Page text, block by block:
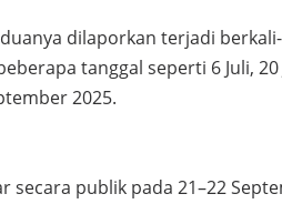
dilaporkan terjadi berkali-
tanggal seperti 6 Juli, 20
2025.
secara publik pada 21–22